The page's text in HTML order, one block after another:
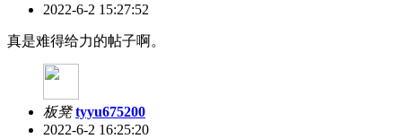
2022-6-2 15:27:52
真是难得给力的帖子啊。
板凳 tyyu675200
2022-6-2 16:25:20